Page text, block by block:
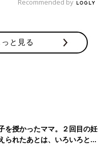
Recommended by
と見る
を授かったママ。２回目の妊
られたあとは、いろいろと不